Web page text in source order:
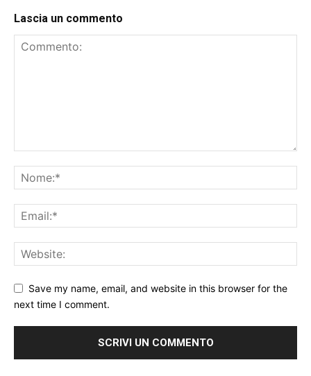
Lascia un commento
Save my name, email, and website in this browser for the
next time I comment.